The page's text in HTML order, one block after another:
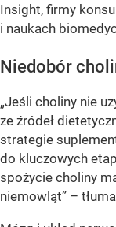
Insight, firmy
i naukach
Niedobór
„Jeśli choliny nie
ze źródeł
strategie
do kluczowych
spożycie choliny
niemowląt” –